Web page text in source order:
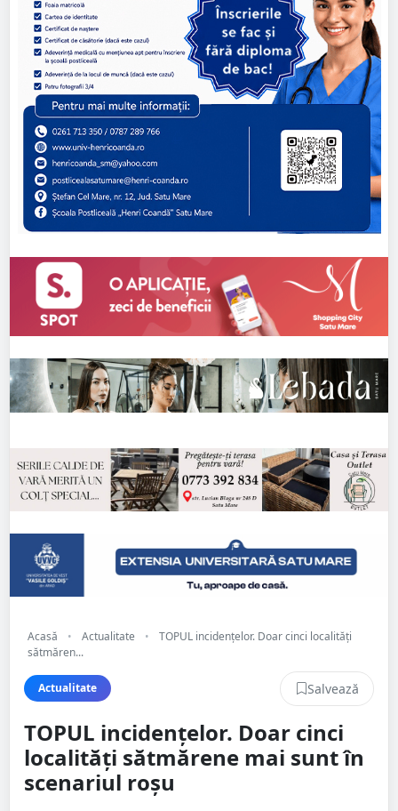
Acasă • Actualitate •
TOPUL incidențelor. Doar cinci localități
sătmăren...
Actualitate Salvează
TOPUL incidențelor. Doar cinci
localități sătmărene mai sunt în
scenariul roșu